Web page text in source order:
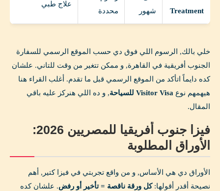
Treatment
شهور
محددة
علاج طبي
خلي بالك, الرسوم اللي فوق دي حسب الموقع الرسمي للسفارة
الجنوب أفريقية في القاهرة, و ممكن تتغير من وقت للتاني. علشان
كده دايماً اتأكد من الموقع الرسمي قبل ما تقدم. أغلب القراء هنا
هيهمهم نوع Visitor Visa للسياحة
, و ده اللي هنركز عليه باقي
المقال.
فيزا جنوب أفريقيا للمصريين 2026:
الأوراق المطلوبة
الأوراق دي هي الأساس, و من واقع تجربتي في فيزا كتير, أهم
نصيحة أقدر أقولها:كل ورقة ناقصة = تأخير أو رفض. علشان كده